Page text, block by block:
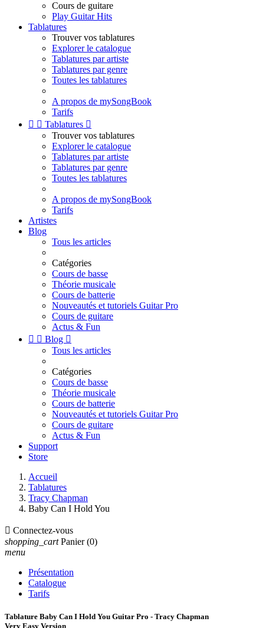
Cours de guitare
Play Guitar Hits
Tablatures
Trouver vos tablatures
Explorer le catalogue
Tablatures par artiste
Tablatures par genre
Toutes les tablatures
A propos de mySongBook
Tarifs
  Tablatures 
Trouver vos tablatures
Explorer le catalogue
Tablatures par artiste
Tablatures par genre
Toutes les tablatures
A propos de mySongBook
Tarifs
Artistes
Blog
Tous les articles
Catégories
Cours de basse
Théorie musicale
Cours de batterie
Nouveautés et tutoriels Guitar Pro
Cours de guitare
Actus & Fun
  Blog 
Tous les articles
Catégories
Cours de basse
Théorie musicale
Cours de batterie
Nouveautés et tutoriels Guitar Pro
Cours de guitare
Actus & Fun
Support
Store
Accueil
Tablatures
Tracy Chapman
Baby Can I Hold You
 Connectez-vous
shopping_cart Panier (0)
menu
Présentation
Catalogue
Tarifs
Tablature Baby Can I Hold You Guitar Pro - Tracy Chapman
Very Easy Version